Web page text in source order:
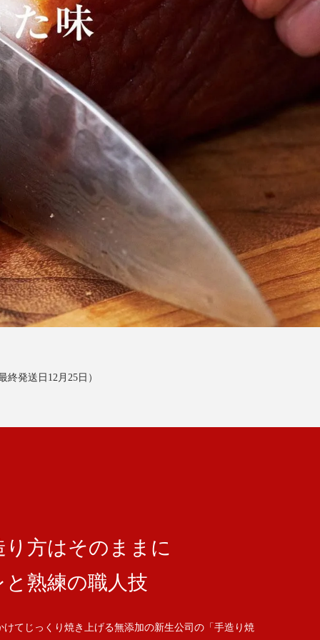
終発送日12月25日）
方はそのままに
熟練の職人技
けてじっくり焼き上げる無添加の新生公司の「手造り焼